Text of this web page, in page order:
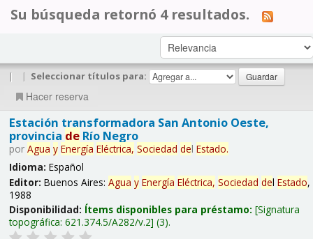
Su búsqueda retornó 4 resultados.
| | Seleccionar títulos para:
Hacer reserva
Estación transformadora San Antonio Oeste,
provincia deRío Negro
por Agua y Energía Eléctrica, Sociedad del Estado.
Idioma: Español
Editor: Buenos Aires: Agua y Energía Eléctrica, Sociedad del Estado,
1988
Disponibilidad: Ítems disponibles para préstamo: Signatura
topográfica: 621.374.5/A282/v.2 (3).